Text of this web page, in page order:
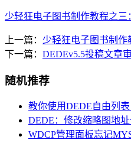
少轻狂电子图书制作教程之
上一篇： 少轻狂电子图书制
下一篇： DEDEv5.5投稿文章
随机推荐
教你使用DEDE自由列
DEDE：修改缩略图地
WDCP管理面板忘记